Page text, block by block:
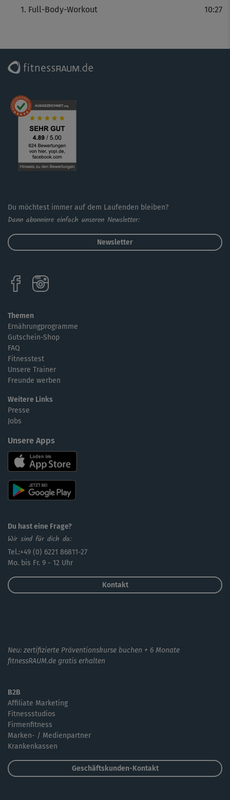
nach Fitness-Level entscheiden, welche Variante du
Full-Body-Workout 10:27
Du möchtest immer auf dem Laufenden bleiben?
Dann abonniere einfach unseren Newsletter:
Newsletter
Themen
Ernährungprogramme
Gutschein-Shop
FAQ
Fitnesstest
Unsere Trainer
Freunde werben
Weitere Links
Presse
Jobs
Unsere Apps
Du hast eine Frage?
Wir sind für dich da:
Tel.:+49 (0) 6221 86811-27
Mo. bis Fr. 9 - 12 Uhr
Kontakt
Neu: zertifizierte Präventionskurse buchen + 6 Monate
fitnessRAUM.de gratis erhalten
B2B
Affiliate Marketing
Fitnessstudios
Firmenfitness
Marken- / Medienpartner
Krankenkassen
Geschäftskunden-Kontakt